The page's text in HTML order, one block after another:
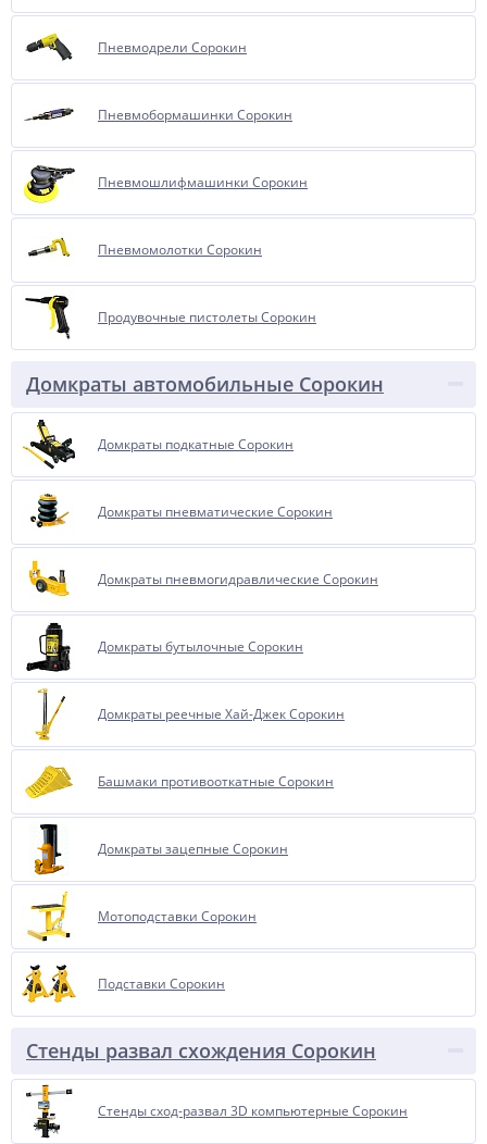
Пневмодрели Сорокин
Пневмобормашинки Сорокин
Пневмошлифмашинки Сорокин
Пневмомолотки Сорокин
Продувочные пистолеты Сорокин
Домкраты автомобильные Сорокин
Домкраты подкатные Сорокин
Домкраты пневматические Сорокин
Домкраты пневмогидравлические Сорокин
Домкраты бутылочные Сорокин
Домкраты реечные Хай-Джек Сорокин
Башмаки противооткатные Сорокин
Домкраты зацепные Сорокин
Мотоподставки Сорокин
Подставки Сорокин
Стенды развал схождения Сорокин
Стенды сход-развал 3D компьютерные Сорокин